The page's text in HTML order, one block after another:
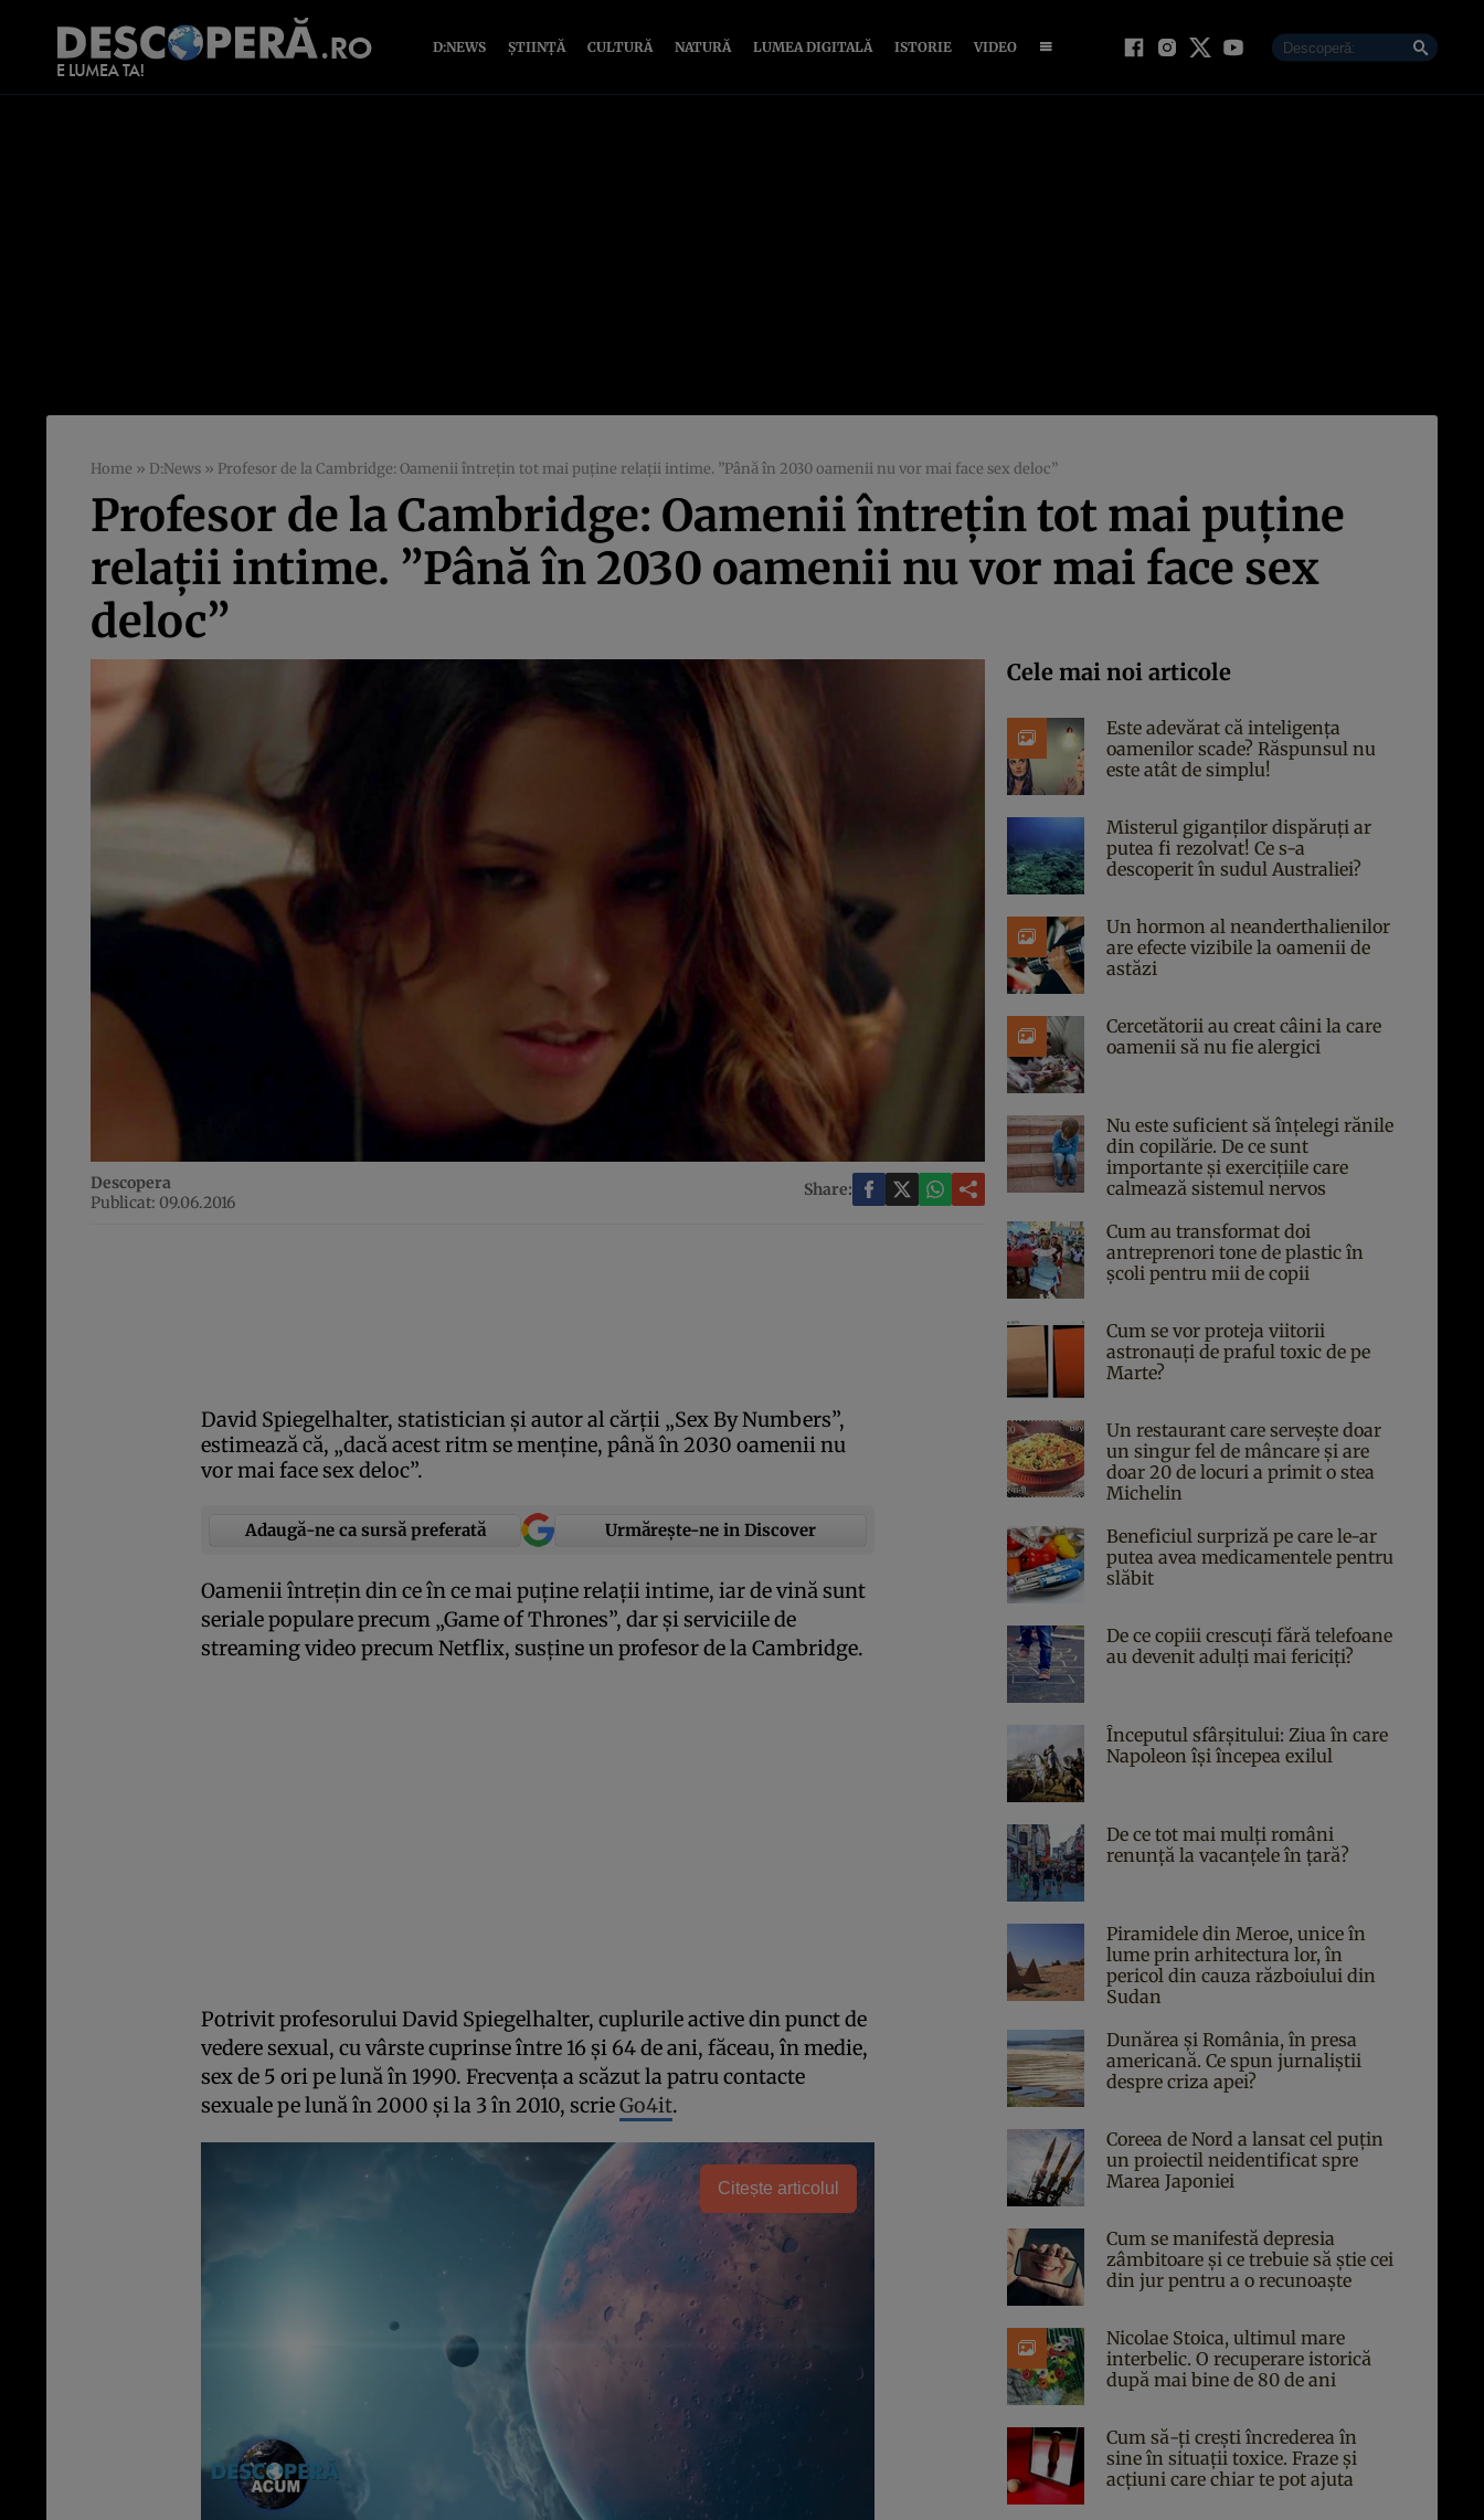
D:NEWS ȘTIINȚĂ CULTURĂ NATURĂ LUMEA DIGITALĂ ISTORIE VIDEO
Home » D:News » Profesor de la Cambridge: Oamenii întreţin tot mai puţine relaţii intime. ”Până în 2030 oamenii nu vor mai face sex deloc”
Profesor de la Cambridge: Oamenii întreţin tot mai puţine
relaţii intime. ”Până în 2030 oamenii nu vor mai face sex
deloc”
Descopera
Publicat: 09.06.2016
Share:
David Spiegelhalter, statistician şi autor al cărţii „Sex By Numbers”,
estimează că, „dacă acest ritm se menţine, până în 2030 oamenii nu
vor mai face sex deloc”.
Adaugă-ne ca sursă preferată Urmărește-ne in Discover
Oamenii întreţin din ce în ce mai puţine relaţii intime, iar de vină sunt
seriale populare precum „Game of Thrones”, dar şi serviciile de
streaming video precum Netflix, susţine un profesor de la Cambridge.
Potrivit profesorului David Spiegelhalter, cuplurile active din punct de
vedere sexual, cu vârste cuprinse între 16 şi 64 de ani, făceau, în medie,
sex de 5 ori pe lună în 1990. Frecvenţa a scăzut la patru contacte
sexuale pe lună în 2000 şi la 3 în 2010, scrieGo4it.
Citește articolul
Cele mai noi articole
Este adevărat că inteligența
oamenilor scade? Răspunsul nu
este atât de simplu!
Misterul giganților dispăruți ar
putea fi rezolvat! Ce s-a
descoperit în sudul Australiei?
Un hormon al neanderthalienilor
are efecte vizibile la oamenii de
astăzi
Cercetătorii au creat câini la care
oamenii să nu fie alergici
Nu este suficient să înțelegi rănile
din copilărie. De ce sunt
importante și exercițiile care
calmează sistemul nervos
Cum au transformat doi
antreprenori tone de plastic în
școli pentru mii de copii
Cum se vor proteja viitorii
astronauți de praful toxic de pe
Marte?
Un restaurant care servește doar
un singur fel de mâncare și are
doar 20 de locuri a primit o stea
Michelin
Beneficiul surpriză pe care le-ar
putea avea medicamentele pentru
slăbit
De ce copiii crescuți fără telefoane
au devenit adulți mai fericiți?
Începutul sfârşitului: Ziua în care
Napoleon îşi începea exilul
De ce tot mai mulți români
renunță la vacanțele în țară?
Piramidele din Meroe, unice în
lume prin arhitectura lor, în
pericol din cauza războiului din
Sudan
Dunărea și România, în presa
americană. Ce spun jurnaliștii
despre criza apei?
Coreea de Nord a lansat cel puțin
un proiectil neidentificat spre
Marea Japoniei
Cum se manifestă depresia
zâmbitoare și ce trebuie să știe cei
din jur pentru a o recunoaște
Nicolae Stoica, ultimul mare
interbelic. O recuperare istorică
după mai bine de 80 de ani
Cum să-ți crești încrederea în
sine în situații toxice. Fraze și
acțiuni care chiar te pot ajuta